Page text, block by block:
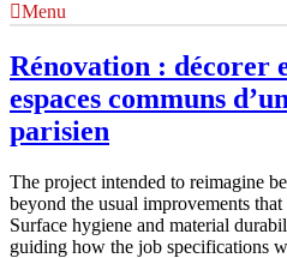
Menu
Rénovation : décorer
espaces communs
parisien
The project intended to reimagine
beyond the usual improvements
Surface hygiene and material
guiding how the job specifications